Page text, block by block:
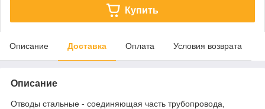
Купить
Описание Доставка Оплата Условия возврата
Описание
Отводы стальные - соединяющая часть трубопровода,